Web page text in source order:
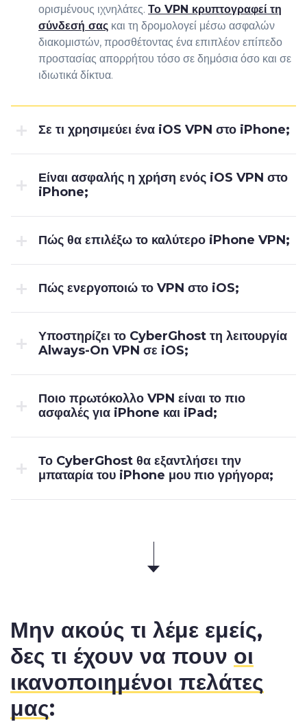
ορισμένους ιχνηλάτες. Το VPN κρυπτογραφεί τη
σύνδεσή σας και τη δρομολογεί μέσω ασφαλών
διακομιστών, προσθέτοντας ένα επιπλέον επίπεδο
προστασίας απορρήτου τόσο σε δημόσια όσο και σε
ιδιωτικά δίκτυα.
Σε τι χρησιμεύει ένα iOS VPN στο iPhone;
Είναι ασφαλής η χρήση ενός iOS VPN στο
iPhone;
Πώς θα επιλέξω το καλύτερο iPhone VPN;
Πώς ενεργοποιώ το VPN στο iOS;
Υποστηρίζει το CyberGhost τη λειτουργία
Always-On VPN σε iOS;
Ποιο πρωτόκολλο VPN είναι το πιο
ασφαλές για iPhone και iPad;
Το CyberGhost θα εξαντλήσει την
μπαταρία του iPhone μου πιο γρήγορα;
Μην ακούς τι λέμε εμείς,
δες τι έχουν να πουν οι
ικανοποιημένοι πελάτες
μας: